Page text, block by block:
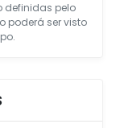
definidas pelo
poderá ser visto